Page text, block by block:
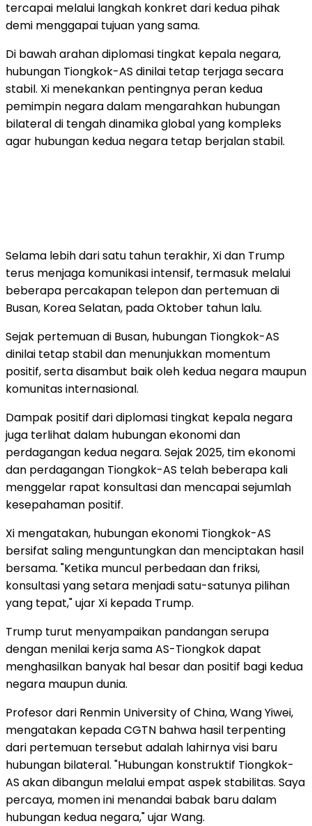
tercapai melalui langkah konkret dari kedua pihak
demi menggapai tujuan yang sama.
Di bawah arahan diplomasi tingkat kepala negara,
hubungan Tiongkok-AS dinilai tetap terjaga secara
stabil. Xi menekankan pentingnya peran kedua
pemimpin negara dalam mengarahkan hubungan
bilateral di tengah dinamika global yang kompleks
agar hubungan kedua negara tetap berjalan stabil.
Selama lebih dari satu tahun terakhir, Xi dan Trump
terus menjaga komunikasi intensif, termasuk melalui
beberapa percakapan telepon dan pertemuan di
Busan, Korea Selatan, pada Oktober tahun lalu.
Sejak pertemuan di Busan, hubungan Tiongkok-AS
dinilai tetap stabil dan menunjukkan momentum
positif, serta disambut baik oleh kedua negara maupun
komunitas internasional.
Dampak positif dari diplomasi tingkat kepala negara
juga terlihat dalam hubungan ekonomi dan
perdagangan kedua negara. Sejak 2025, tim ekonomi
dan perdagangan Tiongkok-AS telah beberapa kali
menggelar rapat konsultasi dan mencapai sejumlah
kesepahaman positif.
Xi mengatakan, hubungan ekonomi Tiongkok-AS
bersifat saling menguntungkan dan menciptakan hasil
bersama. "Ketika muncul perbedaan dan friksi,
konsultasi yang setara menjadi satu-satunya pilihan
yang tepat," ujar Xi kepada Trump.
Trump turut menyampaikan pandangan serupa
dengan menilai kerja sama AS-Tiongkok dapat
menghasilkan banyak hal besar dan positif bagi kedua
negara maupun dunia.
Profesor dari Renmin University of China, Wang Yiwei,
mengatakan kepada CGTN bahwa hasil terpenting
dari pertemuan tersebut adalah lahirnya visi baru
hubungan bilateral. "Hubungan konstruktif Tiongkok-
AS akan dibangun melalui empat aspek stabilitas. Saya
percaya, momen ini menandai babak baru dalam
hubungan kedua negara," ujar Wang.